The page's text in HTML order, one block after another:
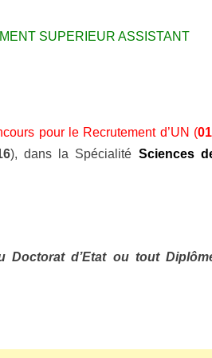
SUPERIEUR ASSISTANT
pour le Recrutement d’UN (01
), dans la Spécialité Sciences
Doctorat d’Etat ou tout